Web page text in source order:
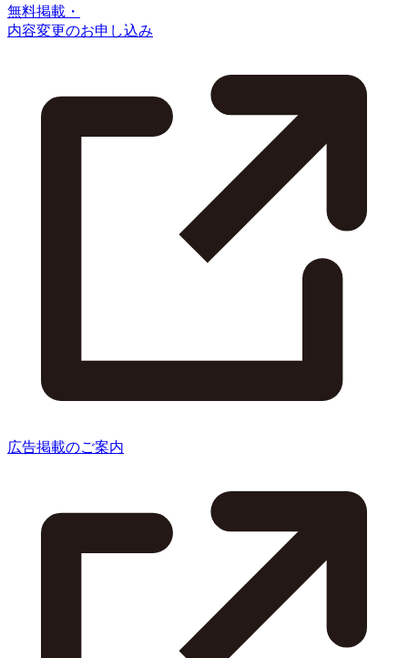
無料掲載・
内容変更のお申し込み
広告掲載のご案内